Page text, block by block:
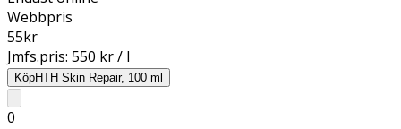
Webbpris
55kr
Jmfs.pris: 550 kr / l
Köp HTH Skin Repair, 100 ml
0